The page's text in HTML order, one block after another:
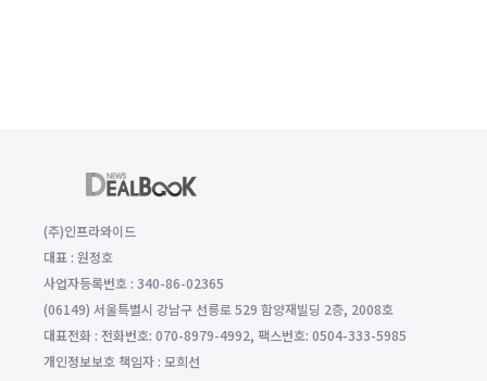
(주)인프라와이드
대표 : 원정호
사업자등록번호 : 340-86-02365
(06149) 서울특별시 강남구 선릉로 529 함양재빌딩 2층, 2008호
대표전화 : 전화번호: 070-8979-4992, 팩스번호: 0504-333-5985
개인정보보호 책임자 : 모희선